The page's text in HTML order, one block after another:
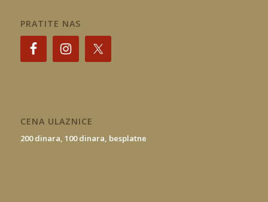
PRATITE NAS
CENA ULAZNICE
200 dinara, 100 dinara, besplatne